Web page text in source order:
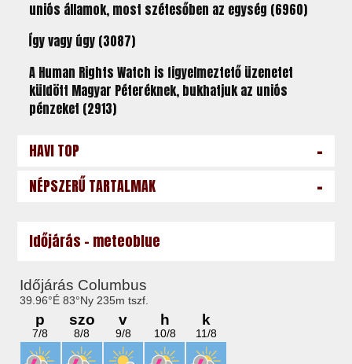
uniós államok, most szétesőben az egység (6960)
Így vagy úgy (3087)
A Human Rights Watch is figyelmeztető üzenetet
küldött Magyar Péteréknek, bukhatjuk az uniós
pénzeket (2913)
HAVI TOP -
NÉPSZERŰ TARTALMAK -
Időjárás - meteoblue